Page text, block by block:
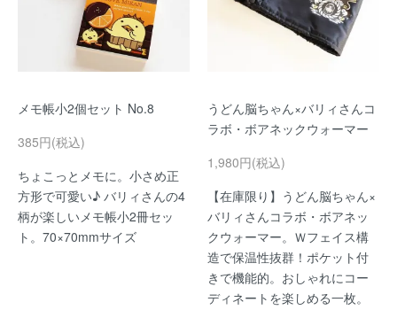
メモ帳小2個セット No.8
385円(税込)
ちょこっとメモに。小さめ正
方形で可愛い♪ バリィさんの4
柄が楽しいメモ帳小2冊セッ
ト。70×70mmサイズ
うどん脳ちゃん×バリィさんコ
ラボ・ボアネックウォーマー
1,980円(税込)
【在庫限り】うどん脳ちゃん×
バリィさんコラボ・ボアネッ
クウォーマー。Ｗフェイス構
造で保温性抜群！ポケット付
きで機能的。おしゃれにコー
ディネートを楽しめる一枚。